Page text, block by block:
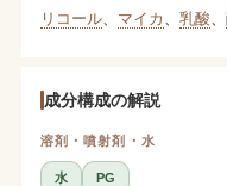
リコール、 マイカ 乳酸
成分構成の解説
溶剤・噴射剤・水
水
PG